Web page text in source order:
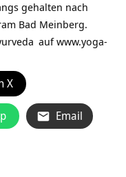
gehalten nach
Bad Meinberg.
aufwww.yoga-
X
Email